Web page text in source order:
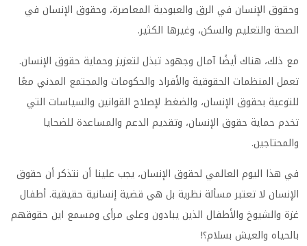
وحقوق الإنسان في الرق والعبودية المعاصرة، وحقوق الإنسان في
الصحة والتعليم والسكن، وغيرها الكثير.
مع ذلك، هناك أيضًا آمال وجهود تبذل لتعزيز وحماية حقوق الإنسان.
تعمل المنظمات الحقوقية والأفراد والحكومات والمجتمع المدني معًا
للتوعية بحقوق الإنسان، والضغط لإصلاح القوانين والسياسات التي
تخدم حماية حقوق الإنسان، وتقديم الدعم والمساعدة للضحايا
والمحتاجين.
في هذا اليوم العالمي لحقوق الإنسان، يجب علينا أن نتذكر أن حقوق
الإنسان لا تعتبر مسألة نظرية بل هي قضية إنسانية حقيقية. أطفال
غزة والشيوخ والأطفال الذين يبادون وعلى مرأى ومسمع اين حقوقهم
بالحياه والعيش بسلام؟!